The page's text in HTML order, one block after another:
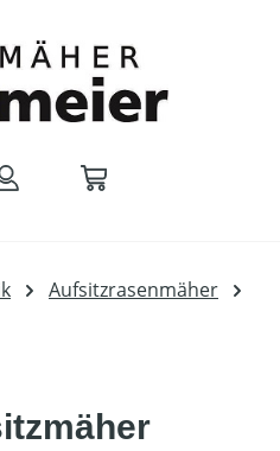
Aufsitzrasenmäher